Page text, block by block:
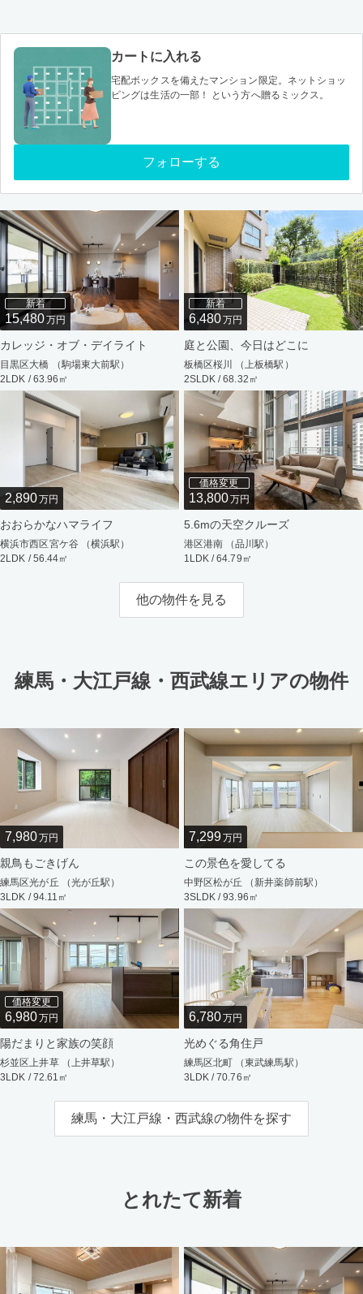
カートに入れる
宅配ボックスを備えたマンション限定。ネットショッ
ピングは生活の一部！ という方へ贈るミックス。
フォローする
新着
15,480万円
カレッジ・オブ・デイライト
目黒区大橋 （駒場東大前駅）
2LDK / 63.96㎡
新着
6,480万円
庭と公園、今日はどこに
板橋区桜川 （上板橋駅）
2SLDK / 68.32㎡
2,890万円
おおらかなハマライフ
横浜市西区宮ケ谷 （横浜駅）
2LDK / 56.44㎡
価格変更
13,800万円
5.6mの天空クルーズ
港区港南 （品川駅）
1LDK / 64.79㎡
他の物件を見る
練馬・大江戸線・西武線エリアの物件
7,980万円
親鳥もごきげん
練馬区光が丘 （光が丘駅）
3LDK / 94.11㎡
7,299万円
この景色を愛してる
中野区松が丘 （新井薬師前駅）
3SLDK / 93.96㎡
価格変更
6,980万円
陽だまりと家族の笑顔
杉並区上井草 （上井草駅）
3LDK / 72.61㎡
6,780万円
光めぐる角住戸
練馬区北町 （東武練馬駅）
3LDK / 70.76㎡
練馬・大江戸線・西武線の物件を探す
とれたて新着